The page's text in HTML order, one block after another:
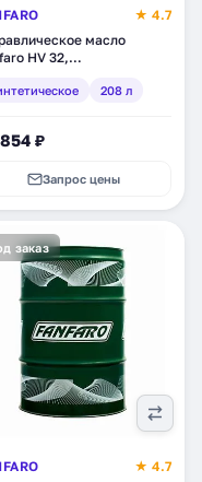
★ 4.7
масло
HV 32,
208 л
₽
Запрос цены
заказ
★ 4.7